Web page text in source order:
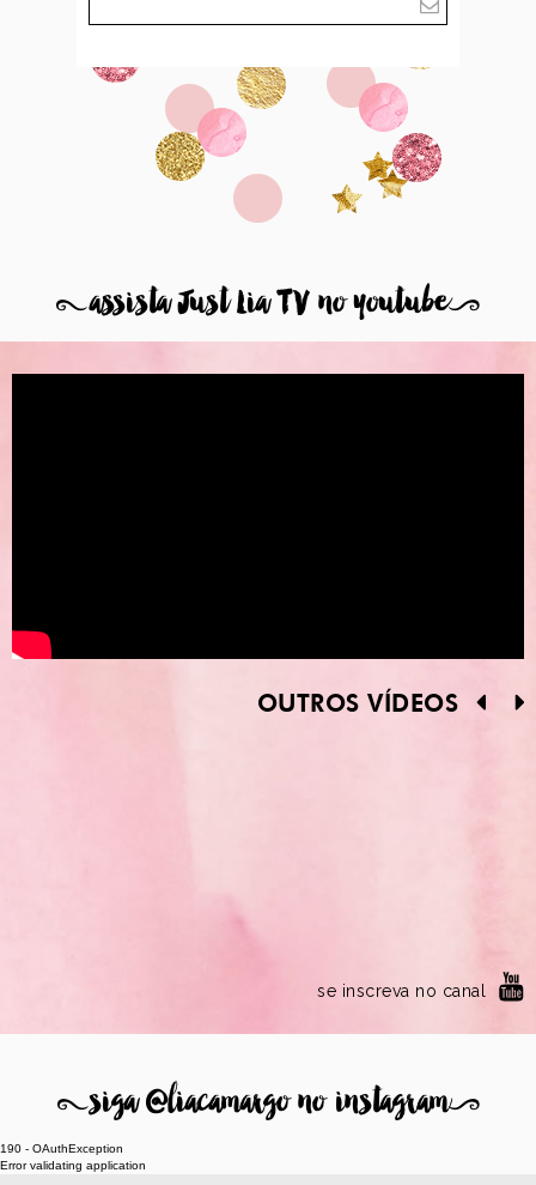
8assista Just Lia TV no youtube9
OUTROS VÍDEOS
se inscreva no canal
8siga @liacamargo no instagram9
190 - OAuthException
Error validating application